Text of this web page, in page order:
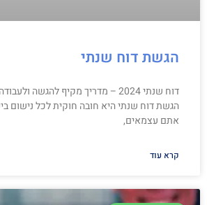
הגשת דוח שנתי
דוח שנתי 2024 – מדריך מקיף להגשה
הגשת דוח שנתי היא חובה חוקית לכל נישום
אתם עצמאים,
קרא עוד